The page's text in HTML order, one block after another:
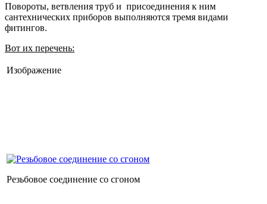
Повороты, ветвления труб и присоединения к ним
сантехнических приборов выполняются тремя видами
фитингов.
Вот их перечень:
Изображение
Резьбовое соединение со сгоном